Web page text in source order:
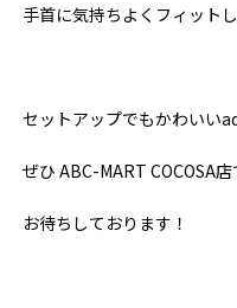
手首に気持ちよくフィット
セットアップでもかわいい
ぜひ ABC-MART COCOSA
お待ちしております！